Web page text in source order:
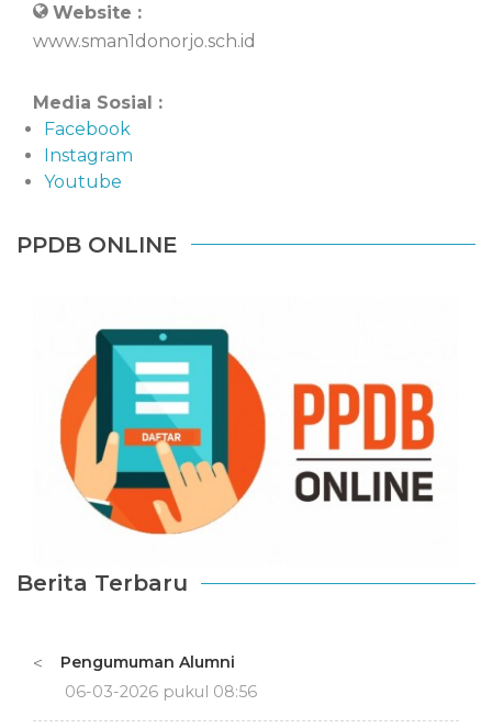
Website :
www.sman1donorjo.sch.id
Media Sosial :
Facebook
Instagram
Youtube
PPDB ONLINE
Berita Terbaru
<
Pengumuman Alumni
06-03-2026 pukul 08:56